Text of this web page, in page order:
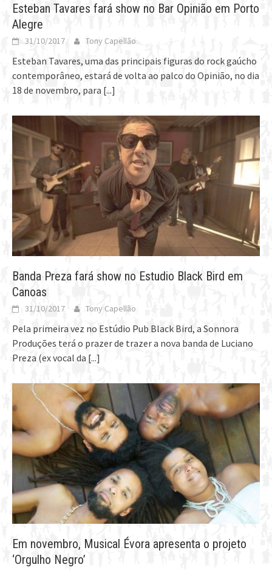
Esteban Tavares fará show no Bar Opinião em Porto
Alegre
31/10/2017 Tony Capellão
Esteban Tavares, uma das principais figuras do rock gaúcho
contemporâneo, estará de volta ao palco do Opinião, no dia
18 de novembro, para [...]
Banda Preza fará show no Estudio Black Bird em
Canoas
31/10/2017 Tony Capellão
Pela primeira vez no Estúdio Pub Black Bird, a Sonnora
Produções terá o prazer de trazer a nova banda de Luciano
Preza (ex vocal da [...]
Em novembro, Musical Évora apresenta o projeto
‘Orgulho Negro’